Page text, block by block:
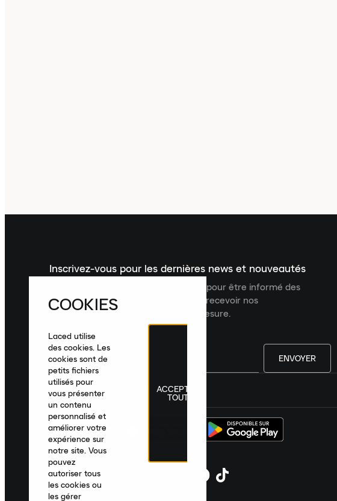
Inscrivez-vous pour les dernières news et nouveautés
Inscrivez-vous à la newsletter Laced pour être informé des
dernières nouveautés, collections et recevoir nos
recommandations de produits sur mesure.
ENVOYER
France|Français
COOKIES
Laced utilise
des cookies. Les
cookies sont de
petits fichiers
utilisés pour
vous présenter
un contenu
personnalisé et
améliorer votre
expérience sur
notre site. Vous
pouvez
autoriser tous
les cookies ou
les gérer
ACCEPTER
TOUT